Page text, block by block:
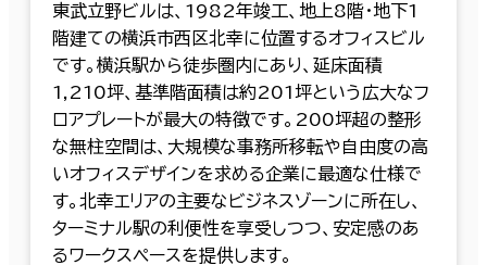
東武立野ビルは、1982年竣工、地上8階・地下1
階建ての横浜市西区北幸に位置するオフィスビル
です。横浜駅から徒歩圏内にあり、延床面積
1,210坪、基準階面積は約201坪という広大なフ
ロアプレートが最大の特徴です。200坪超の整形
な無柱空間は、大規模な事務所移転や自由度の高
いオフィスデザインを求める企業に最適な仕様で
す。北幸エリアの主要なビジネスゾーンに所在し、
ターミナル駅の利便性を享受しつつ、安定感のあ
るワークスペースを提供します。